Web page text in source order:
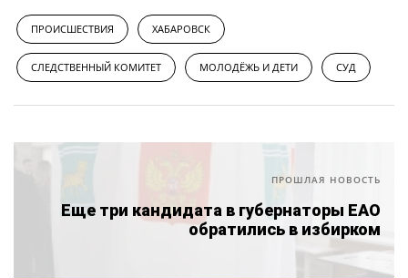
ПРОИСШЕСТВИЯ ХАБАРОВСК
СЛЕДСТВЕННЫЙ КОМИТЕТ МОЛОДЁЖЬ И ДЕТИ СУД
ПРОШЛАЯ НОВОСТЬ
Еще три кандидата в губернаторы ЕАО
обратились в избирком